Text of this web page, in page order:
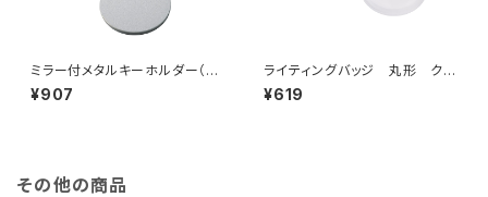
ミラー付メタルキーホルダー（ラ
ウンド） マットシルバー MG
¥907
ライティングバッジ 丸形 クリ
ア MG
¥619
その他の商品